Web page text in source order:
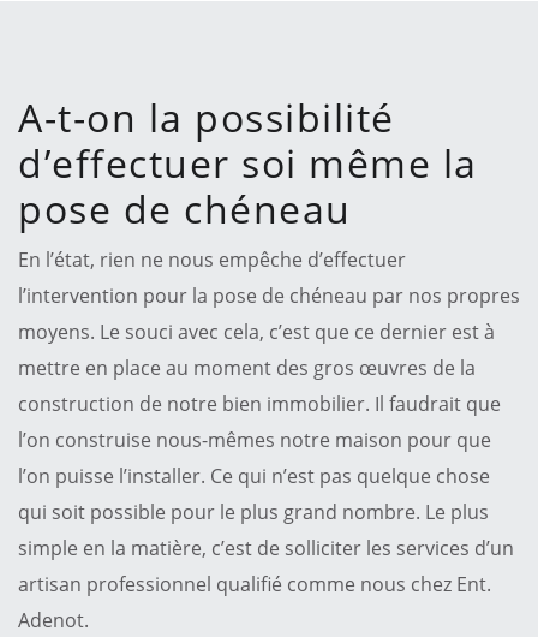
A-t-on la possibilité
d’effectuer soi même la
pose de chéneau
En l’état, rien ne nous empêche d’effectuer
l’intervention pour la pose de chéneau par nos propres
moyens. Le souci avec cela, c’est que ce dernier est à
mettre en place au moment des gros œuvres de la
construction de notre bien immobilier. Il faudrait que
l’on construise nous-mêmes notre maison pour que
l’on puisse l’installer. Ce qui n’est pas quelque chose
qui soit possible pour le plus grand nombre. Le plus
simple en la matière, c’est de solliciter les services d’un
artisan professionnel qualifié comme nous chez Ent.
Adenot.